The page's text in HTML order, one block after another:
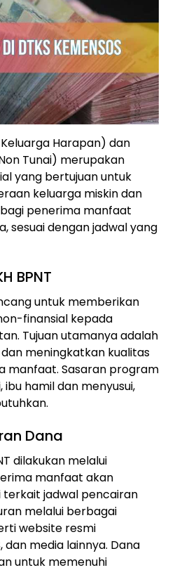
Harapan) dan
Tunai) merupakan
yang bertujuan untuk
keluarga miskin dan
penerima manfaat
sesuai dengan jadwal yang
BPNT
untuk memberikan
finansial kepada
Tujuan utamanya adalah
meningkatkan kualitas
manfaat. Sasaran program
ibu hamil dan menyusui,
Dana
dilakukan melalui
manfaat akan
jadwal pencairan
melalui berbagai
website resmi
dan media lainnya. Dana
untuk memenuhi